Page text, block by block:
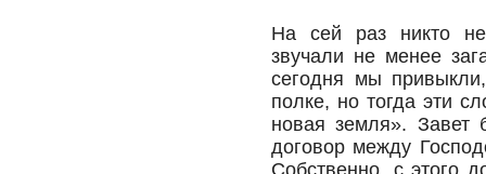
На сей раз никто
звучали не менее
сегодня мы
полке, но тогда эти
новая земля».
договор между
Собственно, с этого